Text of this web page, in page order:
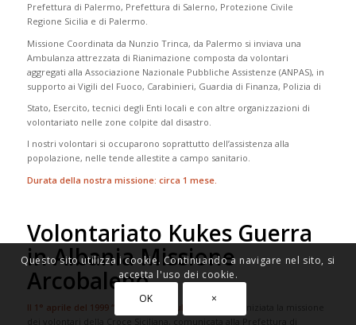
Prefettura di Palermo, Prefettura di Salerno, Protezione Civile
Regione Sicilia e di Palermo.
Missione Coordinata da Nunzio Trinca, da Palermo si inviava una
Ambulanza attrezzata di Rianimazione composta da volontari
aggregati alla Associazione Nazionale Pubbliche Assistenze (ANPAS), in
supporto ai Vigili del Fuoco, Carabinieri, Guardia di Finanza, Polizia di
Stato, Esercito, tecnici degli Enti locali e con altre organizzazioni di
volontariato nelle zone colpite dal disastro.
I nostri volontari si occuparono soprattutto dell’assistenza alla
popolazione, nelle tende allestite a campo sanitario.
Durata della nostra missione: circa 1 mese.
Volontariato Kukes Guerra
in Albania Missione
Arcobaleno
Il 1° aprile del 1999 “Arcobaleno” Kukes in Albania
Questo sito utilizza i cookie. Continuando a navigare nel sito, si
accetta l'uso dei cookie.
OK
×